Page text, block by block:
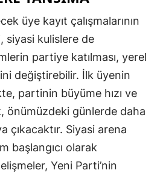
üye kayıt çalışmalarının
siyasi kulislere de
partiye katılması, yerel
değiştirebilir. İlk üyenin
partinin büyüme hızı ve
önümüzdeki günlerde daha
çıkacaktır. Siyasi arena
başlangıcı olarak
Yeni Parti’nin